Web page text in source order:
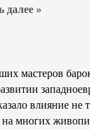
далее »
мастеров
влияние не
многих